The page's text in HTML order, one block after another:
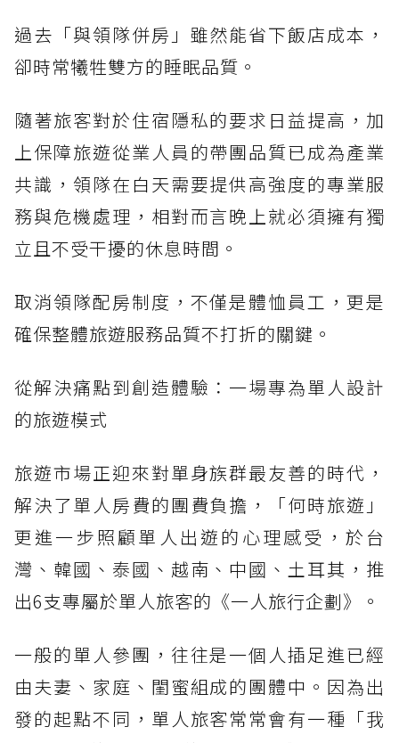
過去「與領隊併房」雖然能省下飯店成本，
卻時常犧牲雙方的睡眠品質。
隨著旅客對於住宿隱私的要求日益提高，加
上保障旅遊從業人員的帶團品質已成為產業
共識，領隊在白天需要提供高強度的專業服
務與危機處理，相對而言晚上就必須擁有獨
立且不受干擾的休息時間。
取消領隊配房制度，不僅是體恤員工，更是
確保整體旅遊服務品質不打折的關鍵。
從解決痛點到創造體驗：一場專為單人設計
的旅遊模式
旅遊市場正迎來對單身族群最友善的時代，
解決了單人房費的團費負擔，「何時旅遊」
更進一步照顧單人出遊的心理感受，於台
灣、韓國、泰國、越南、中國、土耳其，推
出6支專屬於單人旅客的《一人旅行企劃》。
一般的單人參團，往往是一個人插足進已經
由夫妻、家庭、閨蜜組成的團體中。因為出
發的起點不同，單人旅客常常會有一種「我